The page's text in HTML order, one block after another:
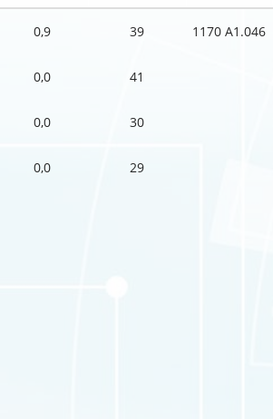
0,9 39 1170 A1.046
0,0 41
0,0 30
0,0 29